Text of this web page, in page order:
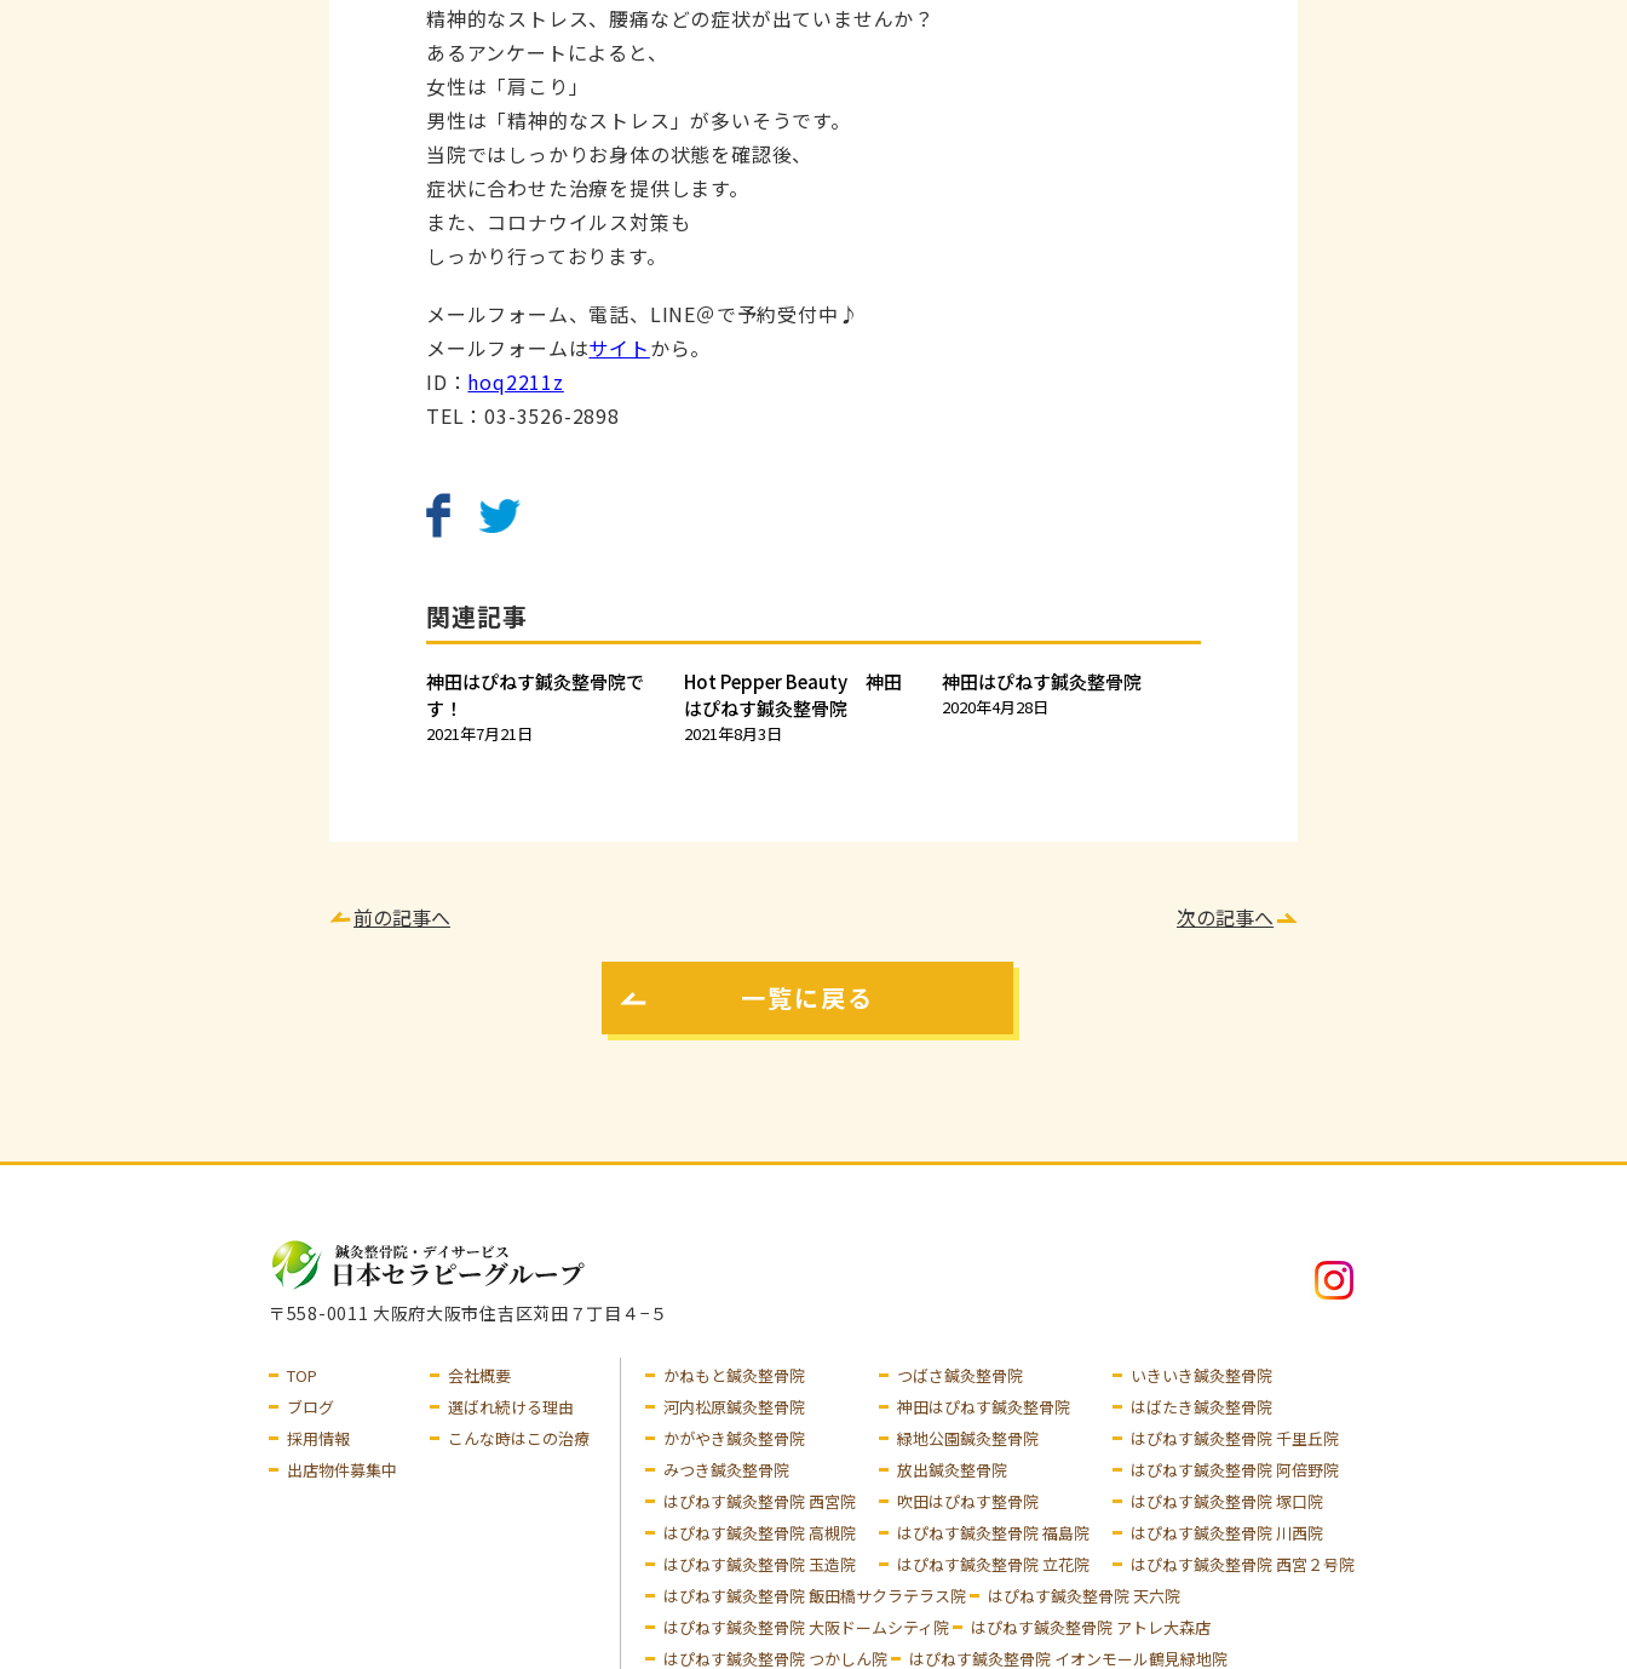
精神的なストレス、腰痛などの症状が出ていませんか？
あるアンケートによると、
女性は「肩こり」
男性は「精神的なストレス」が多いそうです。
当院ではしっかりお身体の状態を確認後、
症状に合わせた治療を提供します。
また、コロナウイルス対策も
しっかり行っております。
メールフォーム、電話、LINE＠で予約受付中♪
メールフォームはサイトから。
ID： hoq2211z
TEL：03-3526-2898
関連記事
神田はぴねす鍼灸整骨院で
す！
2021年7月21日
Hot Pepper Beauty 神田
はぴねす鍼灸整骨院
2021年8月3日
神田はぴねす鍼灸整骨院
2020年4月28日
前の記事へ 次の記事へ
一覧に戻る
〒558-0011 大阪府大阪市住吉区苅田７丁目４−５
TOP
会社概要
ブログ
選ばれ続ける理由
採用情報
こんな時はこの治療
出店物件募集中
かねもと鍼灸整骨院 つばさ鍼灸整骨院
いきいき鍼灸整骨院
河内松原鍼灸整骨院
神田はぴねす鍼灸整骨院
はばたき鍼灸整骨院
かがやき鍼灸整骨院
緑地公園鍼灸整骨院
はぴねす鍼灸整骨院 千里丘院
みつき鍼灸整骨院
放出鍼灸整骨院
はぴねす鍼灸整骨院 阿倍野院
はぴねす鍼灸整骨院 西宮院
吹田はぴねす整骨院
はぴねす鍼灸整骨院 塚口院
はぴねす鍼灸整骨院 高槻院
はぴねす鍼灸整骨院 福島院
はぴねす鍼灸整骨院 川西院
はぴねす鍼灸整骨院 玉造院
はぴねす鍼灸整骨院 立花院
はぴねす鍼灸整骨院 西宮２号院
はぴねす鍼灸整骨院 飯田橋サクラテラス院
はぴねす鍼灸整骨院 天六院
はぴねす鍼灸整骨院 大阪ドームシティ院
はぴねす鍼灸整骨院 アトレ大森店
はぴねす鍼灸整骨院 つかしん院
はぴねす鍼灸整骨院 イオンモール鶴見緑地院